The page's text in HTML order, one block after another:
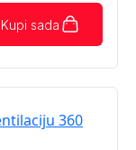
Kupi sada